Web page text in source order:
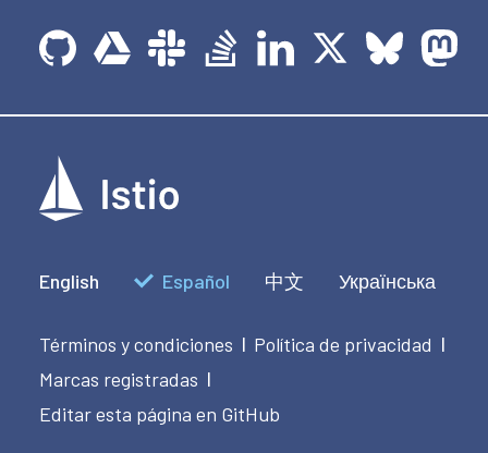
English Español 中文 Українська
Términos y condiciones | Política de privacidad |
Marcas registradas |
Editar esta página en GitHub